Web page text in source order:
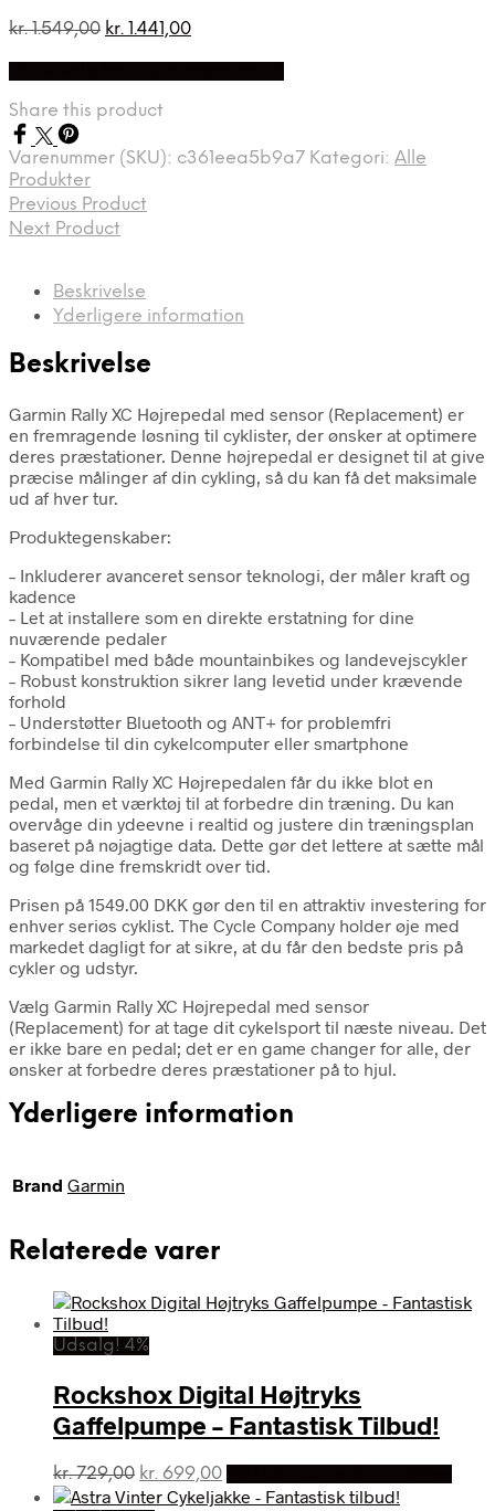
kr.1.549,00 Den
kr. 1.549,00.
kr. 1.441,00Den
Share this product
Varenummer (SKU): c361eea5b9a7 Kategori: Alle
Produkter
Previous Product
Next Product
Beskrivelse
Yderligere information
Beskrivelse
Garmin Rally XC Højrepedal med sensor (Replacement) er
en fremragende løsning til cyklister, der ønsker at optimere
deres præstationer. Denne højrepedal er designet til at give
præcise målinger af din cykling, så du kan få det maksimale
ud af hver tur.
Produktegenskaber:
– Inkluderer avanceret sensor teknologi, der måler kraft og
kadence
– Let at installere som en direkte erstatning for dine
nuværende pedaler
– Kompatibel med både mountainbikes og landevejscykler
– Robust konstruktion sikrer lang levetid under krævende
forhold
– Understøtter Bluetooth og ANT+ for problemfri
forbindelse til din cykelcomputer eller smartphone
Med Garmin Rally XC Højrepedalen får du ikke blot en
pedal, men et værktøj til at forbedre din træning. Du kan
overvåge din ydeevne i realtid og justere din træningsplan
baseret på nøjagtige data. Dette gør det lettere at sætte mål
og følge dine fremskridt over tid.
Prisen på 1549.00 DKK gør den til en attraktiv investering for
enhver seriøs cyklist. The Cycle Company holder øje med
markedet dagligt for at sikre, at du får den bedste pris på
cykler og udstyr.
Vælg Garmin Rally XC Højrepedal med sensor
(Replacement) for at tage dit cykelsport til næste niveau. Det
er ikke bare en pedal; det er en game changer for alle, der
ønsker at forbedre deres præstationer på to hjul.
Yderligere information
Brand Garmin
Relaterede varer
Udsalg! 4%
Rockshox Digital Højtryks
Gaffelpumpe – Fantastisk Tilbud!
kr.729,00 Den
oprindelige
kr. 699,00Den
aktuelle